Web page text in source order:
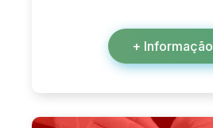
+ Informação